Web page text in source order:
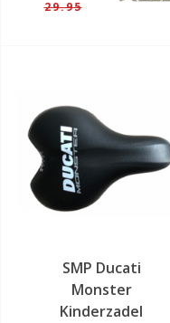
29.95
SMP Ducati
Monster
Kinderzadel